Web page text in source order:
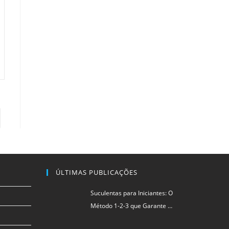
a próxima página
ÚLTIMAS PUBLICAÇÕES
Suculentas para Iniciantes: O
Método 1-2-3 que Garante …